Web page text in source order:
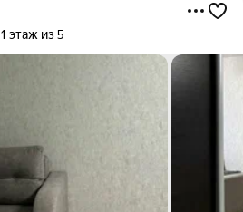
1 этаж из 5